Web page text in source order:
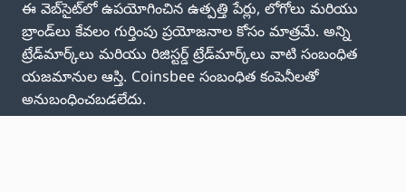
ఈ వెబ్‌సైట్‌లో ఉపయోగించిన ఉత్పత్తి పేర్లు, లోగోలు మరియు
బ్రాండ్‌లు కేవలం గుర్తింపు ప్రయోజనాల కోసం మాత్రమే. అన్ని
ట్రేడ్‌మార్క్‌లు మరియు రిజిస్టర్డ్ ట్రేడ్‌మార్క్‌లు వాటి సంబంధిత
యజమానుల ఆస్తి. Coinsbee సంబంధిత కంపెనీలతో
అనుబంధించబడలేదు.